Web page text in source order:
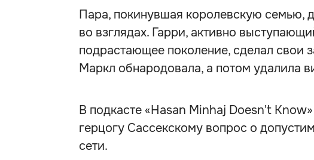
Пара, покинувшая королевскую семью,
во взглядах. Гарри, активно
подрастающее поколение, сделал свои
Маркл обнародовала, а потом удалила
В подкасте «Hasan Minhaj Doesn't
герцогу Сассекскому вопрос о
сети.